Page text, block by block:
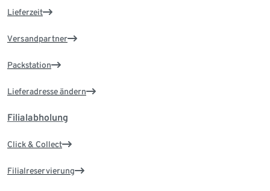
Lieferzeit
Versandpartner
Packstation
Lieferadresse ändern
Filialabholung
Click & Collect
Filialreservierung